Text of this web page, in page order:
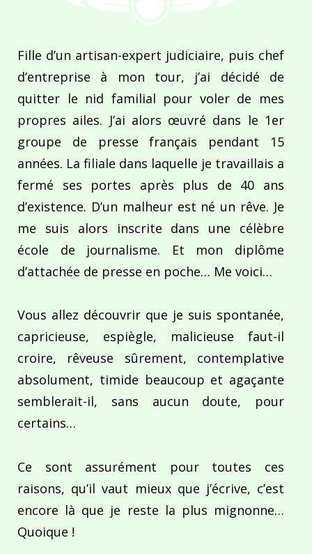
Fille d’un artisan-expert judiciaire, puis chef
d’entreprise à mon tour, j’ai décidé de
quitter le nid familial pour voler de mes
propres ailes. J’ai alors œuvré dans le 1er
groupe de presse français pendant 15
années. La filiale dans laquelle je travaillais a
fermé ses portes après plus de 40 ans
d’existence. D’un malheur est né un rêve. Je
me suis alors inscrite dans une célèbre
école de journalisme. Et mon diplôme
d’attachée de presse en poche… Me voici…
Vous allez découvrir que je suis spontanée,
capricieuse, espiègle, malicieuse faut-il
croire, rêveuse sûrement, contemplative
absolument, timide beaucoup et agaçante
semblerait-il, sans aucun doute, pour
certains…
Ce sont assurément pour toutes ces
raisons, qu’il vaut mieux que j’écrive, c’est
encore là que je reste la plus mignonne…
Quoique !